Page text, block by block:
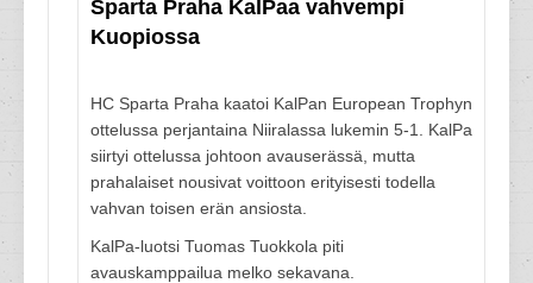
Sparta Praha KalPaa vahvempi
Kuopiossa
HC Sparta Praha kaatoi KalPan European Trophyn
ottelussa perjantaina Niiralassa lukemin 5-1. KalPa
siirtyi ottelussa johtoon avauserässä, mutta
prahalaiset nousivat voittoon erityisesti todella
vahvan toisen erän ansiosta.
KalPa-luotsi Tuomas Tuokkola piti
avauskamppailua melko sekavana.